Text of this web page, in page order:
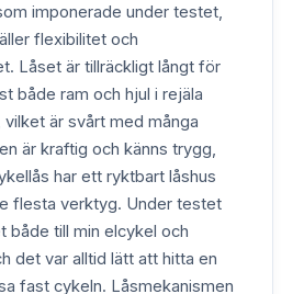
imponerade under testet,
flexibilitet och
Låset är tillräckligt långt för
både ram och hjul i rejäla
är svårt med många
är kraftig och känns trygg,
har ett ryktbart låshus
flesta verktyg. Under testet
både till min elcykel och
det var alltid lätt att hitta en
fast cykeln. Låsmekanismen